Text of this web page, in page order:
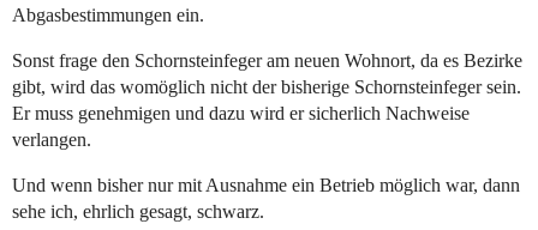
Abgasbestimmungen ein.
Sonst frage den Schornsteinfeger am neuen Wohnort, da es Bezirke
gibt, wird das womöglich nicht der bisherige Schornsteinfeger sein.
Er muss genehmigen und dazu wird er sicherlich Nachweise
verlangen.
Und wenn bisher nur mit Ausnahme ein Betrieb möglich war, dann
sehe ich, ehrlich gesagt, schwarz.